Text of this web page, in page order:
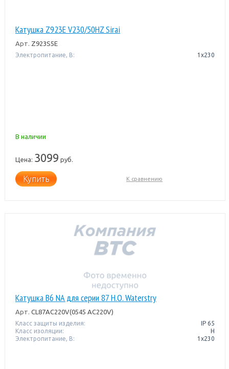
Катушка Z923E V230/50HZ Sirai
Арт. Z923S5E
Электропитание, В: 1х230
В наличии
Цена: 3099 руб.
Купить К сравнению
Катушка B6 NA для серии 87 Н.О. Waterstry
Арт. CL87AC220V(0545 AC220V)
Класс защиты изделия:
IP 65
Класс изоляции:
H
Электропитание, В:
1х230